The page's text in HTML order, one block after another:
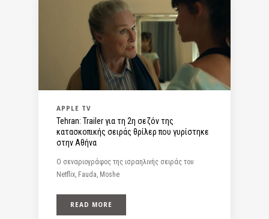
APPLE TV
Tehran: Trailer για τη 2η σεζόν της
κατασκοπικής σειράς θρίλερ που γυρίστηκε
στην Αθήνα
O σεναριογράφος της ισραηλινής σειράς του
Netflix, Fauda, Moshe
READ MORE